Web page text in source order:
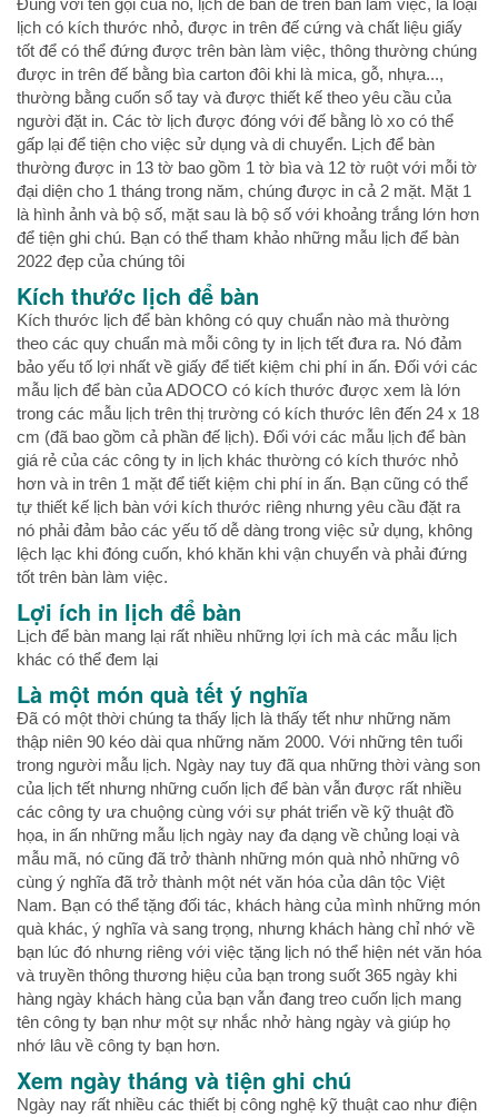
Đúng với tên gọi của nó, lịch để bàn để trên bàn làm việc, là loại
lịch có kích thước nhỏ, được in trên đế cứng và chất liệu giấy
tốt để có thể đứng được trên bàn làm việc, thông thường chúng
được in trên đế bằng bìa carton đôi khi là mica, gỗ, nhựa...,
thường bằng cuốn sổ tay và được thiết kế theo yêu cầu của
người đặt in. Các tờ lịch được đóng với đế bằng lò xo có thể
gấp lại để tiện cho việc sử dụng và di chuyển. Lịch để bàn
thường được in 13 tờ bao gồm 1 tờ bìa và 12 tờ ruột với mỗi tờ
đại diện cho 1 tháng trong năm, chúng được in cả 2 mặt. Mặt 1
là hình ảnh và bộ số, mặt sau là bộ số với khoảng trắng lớn hơn
để tiện ghi chú. Bạn có thể tham khảo những mẫu lịch để bàn
2022 đẹp của chúng tôi
Kích thước lịch để bàn
Kích thước lịch để bàn không có quy chuẩn nào mà thường
theo các quy chuẩn mà mỗi công ty in lịch tết đưa ra. Nó đảm
bảo yếu tố lợi nhất về giấy để tiết kiệm chi phí in ấn. Đối với các
mẫu lịch để bàn của ADOCO có kích thước được xem là lớn
trong các mẫu lịch trên thị trường có kích thước lên đến 24 x 18
cm (đã bao gồm cả phần đế lịch). Đối với các mẫu lịch để bàn
giá rẻ của các công ty in lịch khác thường có kích thước nhỏ
hơn và in trên 1 mặt để tiết kiệm chi phí in ấn. Bạn cũng có thể
tự thiết kế lịch bàn với kích thước riêng nhưng yêu cầu đặt ra
nó phải đảm bảo các yếu tố dễ dàng trong việc sử dụng, không
lệch lạc khi đóng cuốn, khó khăn khi vận chuyển và phải đứng
tốt trên bàn làm việc.
Lợi ích in lịch để bàn
Lịch để bàn mang lại rất nhiều những lợi ích mà các mẫu lịch
khác có thể đem lại
Là một món quà tết ý nghĩa
Đã có một thời chúng ta thấy lịch là thấy tết như những năm
thập niên 90 kéo dài qua những năm 2000. Với những tên tuổi
trong người mẫu lịch. Ngày nay tuy đã qua những thời vàng son
của lịch tết nhưng những cuốn lịch để bàn vẫn được rất nhiều
các công ty ưa chuộng cùng với sự phát triển về kỹ thuật đồ
họa, in ấn những mẫu lịch ngày nay đa dạng về chủng loại và
mẫu mã, nó cũng đã trở thành những món quà nhỏ những vô
cùng ý nghĩa đã trở thành một nét văn hóa của dân tộc Việt
Nam. Bạn có thể tặng đối tác, khách hàng của mình những món
quà khác, ý nghĩa và sang trọng, nhưng khách hàng chỉ nhớ về
bạn lúc đó nhưng riêng với việc tặng lịch nó thể hiện nét văn hóa
và truyền thông thương hiệu của bạn trong suốt 365 ngày khi
hàng ngày khách hàng của bạn vẫn đang treo cuốn lịch mang
tên công ty bạn như một sự nhắc nhở hàng ngày và giúp họ
nhớ lâu về công ty bạn hơn.
Xem ngày tháng và tiện ghi chú
Ngày nay rất nhiều các thiết bị công nghệ kỹ thuật cao như điện